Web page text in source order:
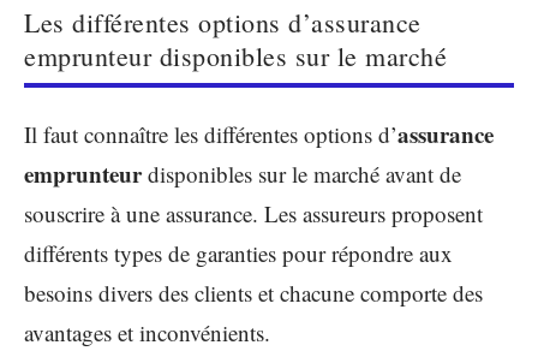
Les différentes options d’assurance
emprunteur disponibles sur le marché
Il faut connaître les différentes options d’assurance
emprunteurdisponibles sur le marché avant de
souscrire à une assurance. Les assureurs proposent
différents types de garanties pour répondre aux
besoins divers des clients et chacune comporte des
avantages et inconvénients.